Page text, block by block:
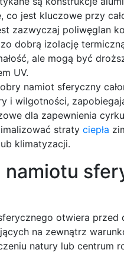
co jest kluczowe przy
zazwyczaj poliwęglan
dobrą izolację
ale mogą być
UV.
namiot sferyczny
i wilgotności,
dla zapewnienia
straty ciepła
klimatyzacji.
otwiera
na zewnątrz
natury lub centrum